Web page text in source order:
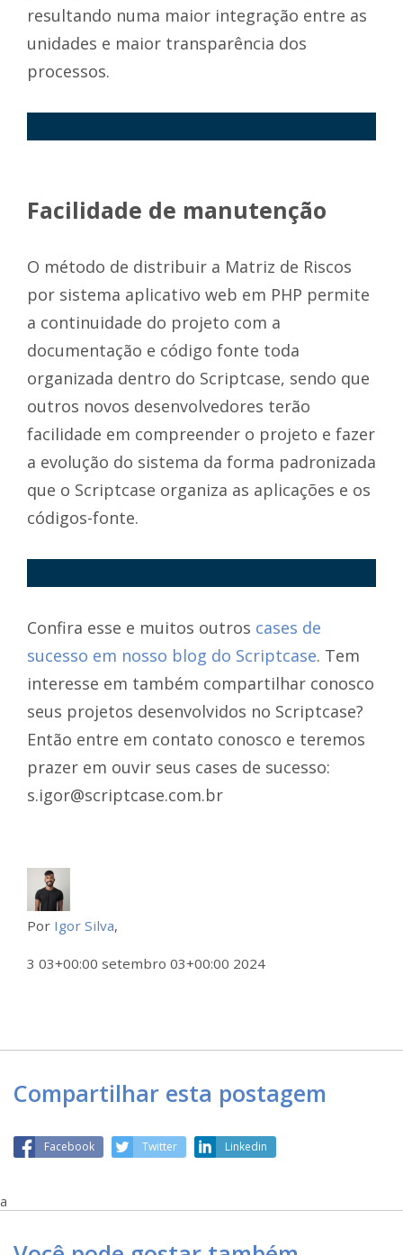
resultando numa maior integração entre as
unidades e maior transparência dos
processos.
Facilidade de manutenção
O método de distribuir a Matriz de Riscos
por sistema aplicativo web em PHP permite
a continuidade do projeto com a
documentação e código fonte toda
organizada dentro do Scriptcase, sendo que
outros novos desenvolvedores terão
facilidade em compreender o projeto e fazer
a evolução do sistema da forma padronizada
que o Scriptcase organiza as aplicações e os
códigos-fonte.
Confira esse e muitos outros cases de
sucesso em nosso blog do Scriptcase. Tem
interesse em também compartilhar conosco
seus projetos desenvolvidos no Scriptcase?
Então entre em contato conosco e teremos
prazer em ouvir seus cases de sucesso:
s.igor@scriptcase.com.br
Por Igor Silva,
3 03+00:00 setembro 03+00:00 2024
Compartilhar esta postagem
Facebook Twitter Linkedin
a